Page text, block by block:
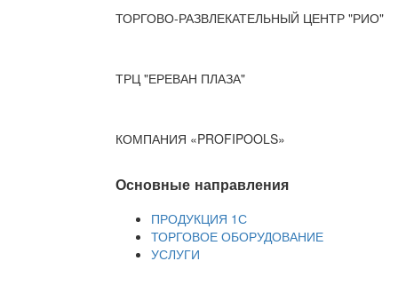
ТОРГОВО-РАЗВЛЕКАТЕЛЬНЫЙ ЦЕНТР "РИО"
ТРЦ "ЕРЕВАН ПЛАЗА"
КОМПАНИЯ «PROFIPOOLS»
Основные направления
ПРОДУКЦИЯ 1С
ТОРГОВОЕ ОБОРУДОВАНИЕ
УСЛУГИ